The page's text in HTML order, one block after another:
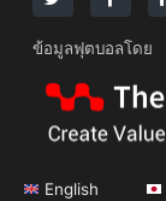
ข้อมูลฟุตบอลโดย
English